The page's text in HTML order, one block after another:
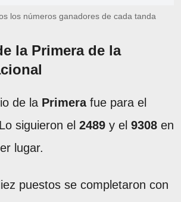
los números ganadores de cada tanda
la Primera de la
de la Primerafue para el
siguieron el 2489 y el 9308 en
lugar.
puestos se completaron con